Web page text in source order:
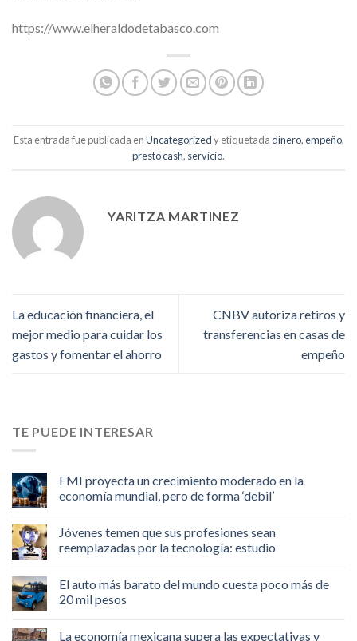
https://www.elheraldodetabasco.com
Esta entrada fue publicada enUncategorizedy etiquetadadinero,empeño,
presto cash, servicio.
YARITZA MARTINEZ
La educación financiera, el
mejor medio para cuidar los
gastos y fomentar el ahorro
CNBV autoriza retiros y
transferencias en casas de
empeño
TE PUEDE INTERESAR
FMI proyecta un crecimiento moderado en la
economía mundial, pero de forma ‘debil’
Jóvenes temen que sus profesiones sean
reemplazadas por la tecnología: estudio
El auto más barato del mundo cuesta poco más de
20 mil pesos
La economía mexicana supera las expectativas y